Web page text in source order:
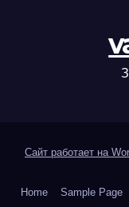
Сайт работает на
Home Sample Page